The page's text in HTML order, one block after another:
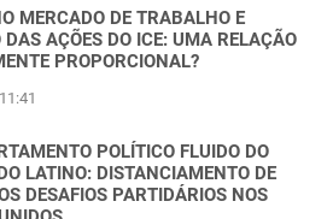
MERCADO DE TRABALHO E
AÇÕES DO ICE: UMA RELAÇÃO
PROPORCIONAL?
POLÍTICO FLUIDO DO
LATINO: DISTANCIAMENTO DE
DESAFIOS PARTIDÁRIOS NOS